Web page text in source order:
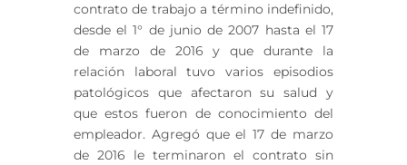
contrato de trabajo a término indefinido,
desde el 1° de junio de 2007 hasta el 17
de marzo de 2016 y que durante la
relación laboral tuvo varios episodios
patológicos que afectaron su salud y
que estos fueron de conocimiento del
empleador. Agregó que el 17 de marzo
de 2016 le terminaron el contrato sin